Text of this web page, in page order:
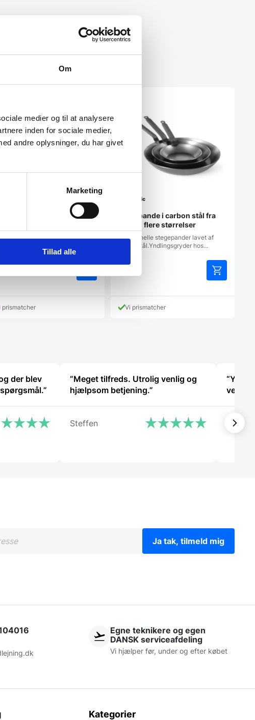
Om
medier og til at analysere
inden for sociale medier,
andre oplysninger, du har givet
Marketing
Tillad alle
med træskaft,
beslag.
prismatcher
Stegepande i carbon stål fra
Hendi i flere størrelser
Traditionelle stegepander lavet af
valset stål.Yndlingsgryder hos…
Vi prismatcher
der blev
“Meget tilfreds. Utrolig venlig og
hjælpsom betjening.”
Steffen
Ja tak, tilmeld mig
Egne teknikere og egen
DANSK serviceafdeling
Vi hjælper før, under og efter købet
Kategorier